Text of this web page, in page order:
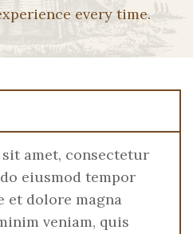
every time.
amet, consectetur
eiusmod tempor
dolore magna
veniam, quis